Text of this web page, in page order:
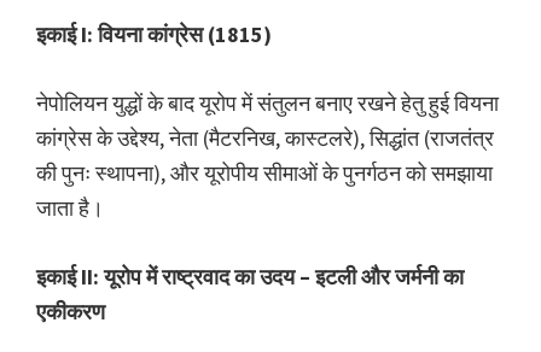
इकाई I: वियना कांग्रेस (1815)
नेपोलियन युद्धों के बाद यूरोप में संतुलन बनाए रखने हेतु हुई वियना
कांग्रेस के उद्देश्य, नेता (मैटरनिख, कास्टलरे), सिद्धांत (राजतंत्र
की पुनः स्थापना), और यूरोपीय सीमाओं के पुनर्गठन को समझाया
जाता है।
इकाई II: यूरोप में राष्ट्रवाद का उदय – इटली और जर्मनी का
एकीकरण